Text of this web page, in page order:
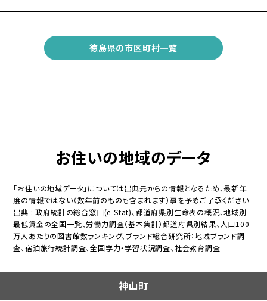
徳島県の市区町村一覧
お住いの地域のデータ
「お住いの地域データ」については出典元からの情報となるため、最新年
度の情報ではない（数年前のものも含まれます）事を予めご了承ください
出典 : 政府統計の総合窓口(e-Stat)、都道府県別生命表の概況、地域別
最低賃金の全国一覧、労働力調査（基本集計）都道府県別結果、人口100
万人あたりの図書館数ランキング、ブランド総合研究所：地域ブランド調
査、宿泊旅行統計調査、全国学力・学習状況調査、社会教育調査
神山町